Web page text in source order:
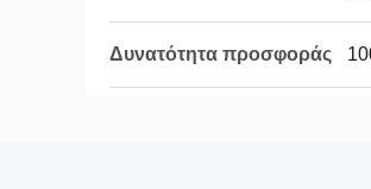
Δυνατότητα προσφοράς